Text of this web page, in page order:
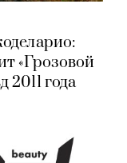
«Грозовой
2011 года